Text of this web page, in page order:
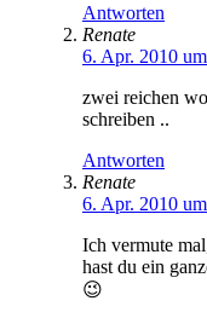
Antworten
Renate
6. Apr. 2010
zwei reichen
schreiben ..
Antworten
Renate
6. Apr. 2010
Ich vermute
hast du ein
😉